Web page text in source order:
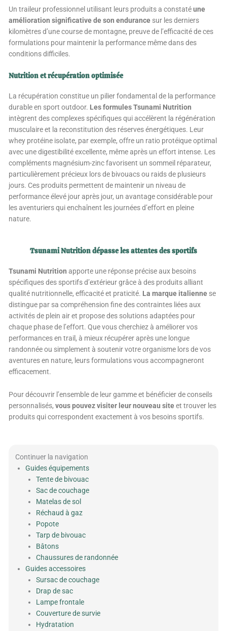
Un traileur professionnel utilisant leurs produits a constatéune
amélioration significative de son endurance sur les derniers
kilomètres d’une course de montagne, preuve de l’efficacité de ces
formulations pour maintenir la performance même dans des
conditions difficiles.
Nutrition et récupération optimisée
La récupération constitue un pilier fondamental de la performance
durable en sport outdoor. Les formules Tsunami Nutrition
intègrent des complexes spécifiques qui accélèrent la régénération
musculaire et la reconstitution des réserves énergétiques. Leur
whey protéine isolate, par exemple, offre un ratio protéique optimal
avec une digestibilité excellente, même après un effort intense. Les
compléments magnésium-zinc favorisent un sommeil réparateur,
particulièrement précieux lors de bivouacs ou raids de plusieurs
jours. Ces produits permettent de maintenir un niveau de
performance élevé jour après jour, un avantage considérable pour
les aventuriers qui enchaînent les journées d’effort en pleine
nature.
Tsunami Nutrition dépasse les attentes des sportifs
Tsunami Nutrition apporte une réponse précise aux besoins
spécifiques des sportifs d’extérieur grâce à des produits alliant
qualité nutritionnelle, efficacité et praticité. La marque italienne se
distingue par sa compréhension fine des contraintes liées aux
activités de plein air et propose des solutions adaptées pour
chaque phase de l’effort. Que vous cherchiez à améliorer vos
performances en trail, à mieux récupérer après une longue
randonnée ou simplement à soutenir votre organisme lors de vos
aventures en nature, leurs formulations vous accompagneront
efficacement.
Pour découvrir l’ensemble de leur gamme et bénéficier de conseils
personnalisés,vous pouvez visiter leur nouveau siteet trouver les
produits qui correspondent exactement à vos besoins sportifs.
Continuer la navigation
Guides équipements
Tente de bivouac
Sac de couchage
Matelas de sol
Réchaud à gaz
Popote
Tarp de bivouac
Bâtons
Chaussures de randonnée
Guides accessoires
Sursac de couchage
Drap de sac
Lampe frontale
Couverture de survie
Hydratation